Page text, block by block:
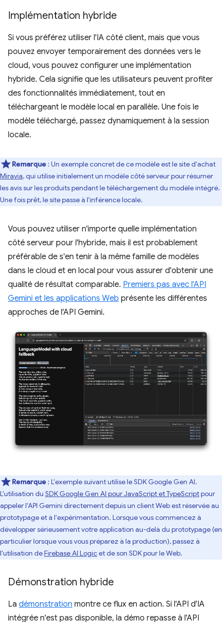
Implémentation hybride
Si vous préférez utiliser l'IA côté client, mais que vous
pouvez envoyer temporairement des données vers le
cloud, vous pouvez configurer une implémentation
hybride. Cela signifie que les utilisateurs peuvent profiter
des fonctionnalités immédiatement, tout en
téléchargeant le modèle local en parallèle. Une fois le
modèle téléchargé, passez dynamiquement à la session
locale.
Remarque : Un exemple concret de ce modèle est le site d'achat
Miravia, qui utilise initialement un modèle côté serveur pour résumer
les avis sur les produits pendant le téléchargement du modèle intégré.
Une fois prêt, le site passe à l'inférence locale.
Vous pouvez utiliser n'importe quelle implémentation
côté serveur pour l'hybride, mais il est probablement
préférable de s'en tenir à la même famille de modèles
dans le cloud et en local pour vous assurer d'obtenir une
qualité de résultat comparable. Premiers pas avec l'API
Gemini et les applications Web présente les différentes
approches de l'API Gemini.
Remarque : L'exemple suivant utilise le SDK Google Gen AI.
L'utilisation du SDK Google Gen AI pour JavaScript et TypeScriptpour
appeler l'API Gemini directement depuis un client Web est réservée au
prototypage et à l'expérimentation. Lorsque vous commencez à
développer sérieusement votre application au-delà du prototypage (en
particulier lorsque vous vous préparez à la production), passez à
l'utilisation deFirebase AI Logicet de son SDK pour le Web.
Démonstration hybride
La démonstration montre ce flux en action. Si l'API d'IA
intégrée n'est pas disponible, la démo repasse à l'API